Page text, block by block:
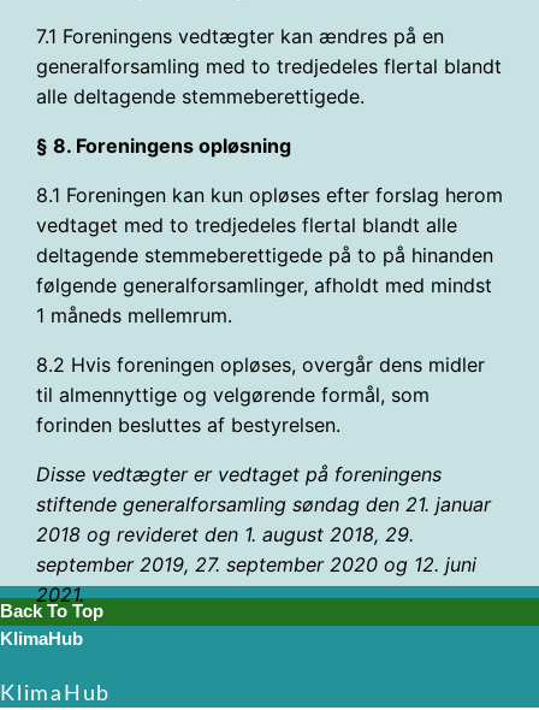
7.1 Foreningens vedtægter kan ændres på en
generalforsamling med to tredjedeles flertal blandt
alle deltagende stemmeberettigede.
§ 8. Foreningens opløsning
8.1 Foreningen kan kun opløses efter forslag herom
vedtaget med to tredjedeles flertal blandt alle
deltagende stemmeberettigede på to på hinanden
følgende generalforsamlinger, afholdt med mindst
1 måneds mellemrum.
8.2 Hvis foreningen opløses, overgår dens midler
til almennyttige og velgørende formål, som
forinden besluttes af bestyrelsen.
Disse vedtægter er vedtaget på foreningens
stiftende generalforsamling søndag den 21. januar
2018 og revideret den 1. august 2018, 29.
september 2019, 27. september 2020 og 12. juni
2021.
Back To Top
KlimaHub
KlimaHub